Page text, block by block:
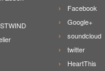
Facebook
Google+
soundcloud
twitter
HeartThis